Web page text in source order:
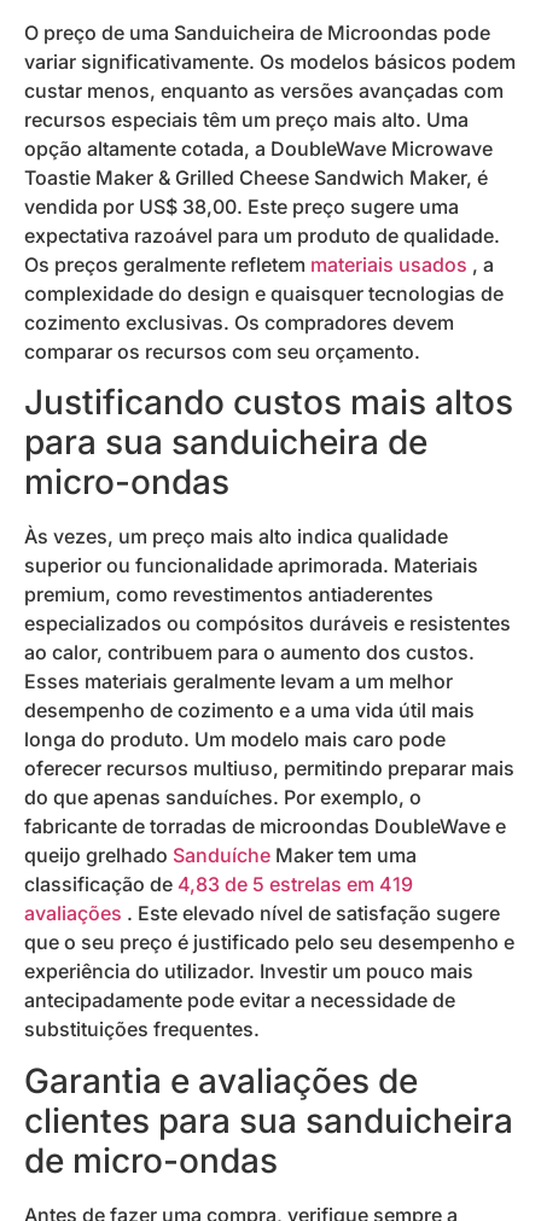
O preço de uma Sanduicheira de Microondas pode
variar significativamente. Os modelos básicos podem
custar menos, enquanto as versões avançadas com
recursos especiais têm um preço mais alto. Uma
opção altamente cotada, a DoubleWave Microwave
Toastie Maker & Grilled Cheese Sandwich Maker, é
vendida por US$ 38,00. Este preço sugere uma
expectativa razoável para um produto de qualidade.
Os preços geralmente refletem materiais usados , a
complexidade do design e quaisquer tecnologias de
cozimento exclusivas. Os compradores devem
comparar os recursos com seu orçamento.
Justificando custos mais altos
para sua sanduicheira de
micro-ondas
Às vezes, um preço mais alto indica qualidade
superior ou funcionalidade aprimorada. Materiais
premium, como revestimentos antiaderentes
especializados ou compósitos duráveis ​​e resistentes
ao calor, contribuem para o aumento dos custos.
Esses materiais geralmente levam a um melhor
desempenho de cozimento e a uma vida útil mais
longa do produto. Um modelo mais caro pode
oferecer recursos multiuso, permitindo preparar mais
do que apenas sanduíches. Por exemplo, o
fabricante de torradas de microondas DoubleWave e
queijo grelhado Sanduíche Maker tem uma
classificação de 4,83 de 5 estrelas em 419
avaliações . Este elevado nível de satisfação sugere
que o seu preço é justificado pelo seu desempenho e
experiência do utilizador. Investir um pouco mais
antecipadamente pode evitar a necessidade de
substituições frequentes.
Garantia e avaliações de
clientes para sua sanduicheira
de micro-ondas
Antes de fazer uma compra, verifique sempre a